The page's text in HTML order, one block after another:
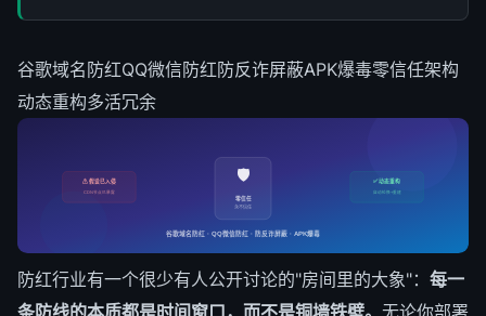
谷歌域名防红QQ微信防红防反诈屏蔽APK爆毒零信任架构
动态重构多活冗余
🛡️
零信任
永不信任
⚠ 假设已入侵
CDN节点已暴露
✅ 动态重构
自动轮换+重建
谷歌域名防红 · QQ微信防红 · 防反诈屏蔽 · APK爆毒
防红行业有一个很少有人公开讨论的"房间里的大象"： 每一
条防线的本质都是时间窗口，而不是铜墙铁壁。 无论你部署